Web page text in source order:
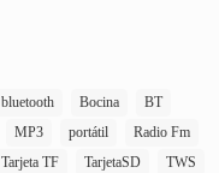
bluetooth Bocina
BT
MP3 portátil
Radio Fm
Tarjeta TF TarjetaSD
TWS